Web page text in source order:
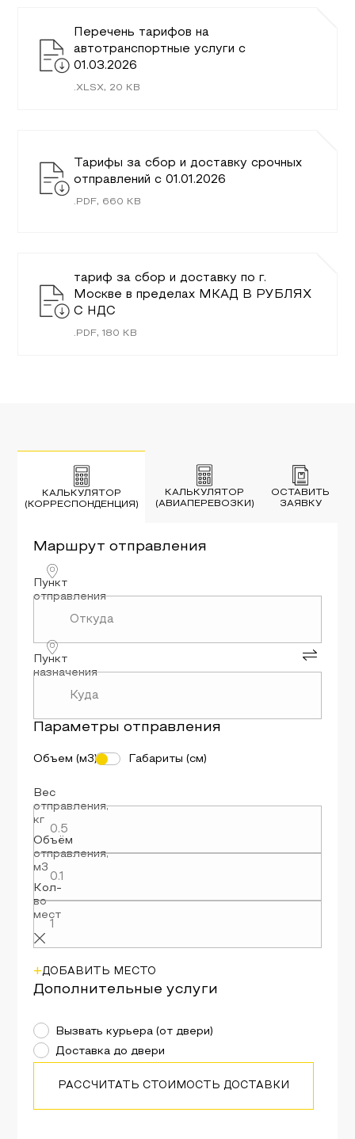
Перечень тарифов на
автотранспортные услуги c
01.03.2026
XLSX, 20 KB
Тарифы за сбор и доставку срочных
отправлений с 01.01.2026
. PDF, 660 KB
тариф за сбор и доставку по г.
Москве в пределах МКАД В РУБЛЯХ
С НДС
PDF,180 KB
КАЛЬКУЛЯТОР
(КОРРЕСПОНДЕНЦИЯ)
КАЛЬКУЛЯТОР
(АВИАПЕРЕВОЗКИ)
ОСТАВИТЬ
ЗАЯВКУ
Маршрутотправления
Пункт
отправления
Пункт
назначения
Параметрыотправления
Объем (м3) Габариты (см)
Вес
отправления,
кг
Объём
отправления,
м3
Кол-
во
мест
+ДОБАВИТЬ МЕСТО
Дополнительные услуги
Вызвать курьера (от двери)
Доставка до двери
РАССЧИТАТЬ СТОИМОСТЬ ДОСТАВКИ